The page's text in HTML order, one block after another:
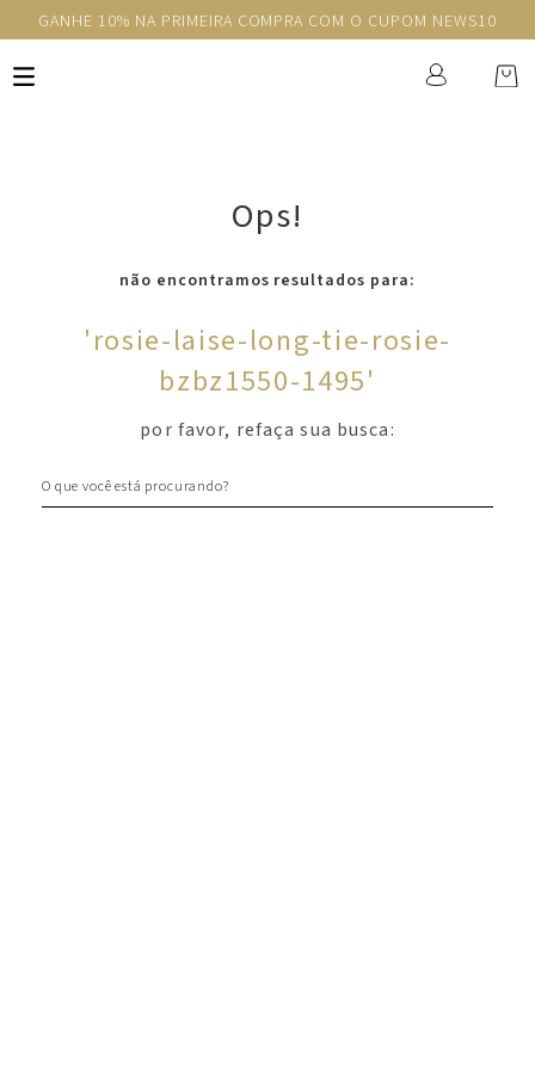
GANHE 10% NA PRIMEIRA COMPRA COM O CUPOM NEWS10
Ops!
não encontramos resultados para:
'rosie-laise-long-tie-rosie-
bzbz1550-1495'
por favor, refaça sua busca: